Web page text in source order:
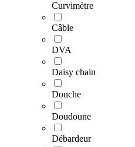
Curvimètre
Câble
DVA
Daisy chain
Douche
Doudoune
Débardeur